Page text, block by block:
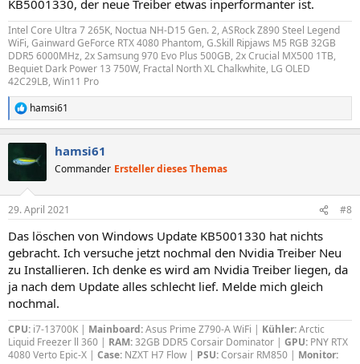
KB5001330, der neue Treiber etwas inperformanter ist.
Intel Core Ultra 7 265K, Noctua NH-D15 Gen. 2, ASRock Z890 Steel Legend
WiFi, Gainward GeForce RTX 4080 Phantom, G.Skill Ripjaws M5 RGB 32GB
DDR5 6000MHz, 2x Samsung 970 Evo Plus 500GB, 2x Crucial MX500 1TB,
Bequiet Dark Power 13 750W, Fractal North XL Chalkwhite, LG OLED
42C29LB, Win11 Pro
R
e
t
e
:
hamsi61
hamsi61
Commander Ersteller dieses Themas
29. April 2021 #8
Das löschen von Windows Update KB5001330 hat nichts
gebracht. Ich versuche jetzt nochmal den Nvidia Treiber Neu
zu Installieren. Ich denke es wird am Nvidia Treiber liegen, da
ja nach dem Update alles schlecht lief. Melde mich gleich
nochmal.
CPU: i7-13700K | Mainboard:Asus Prime Z790-A WiFi | Kühler:Arctic
Liquid Freezer ll 360 | RAM:32GB DDR5 Corsair Dominator | GPU: PNY RTX
4080 Verto Epic-X | Case: NZXT H7 Flow | PSU:Corsair RM850 | Monitor: